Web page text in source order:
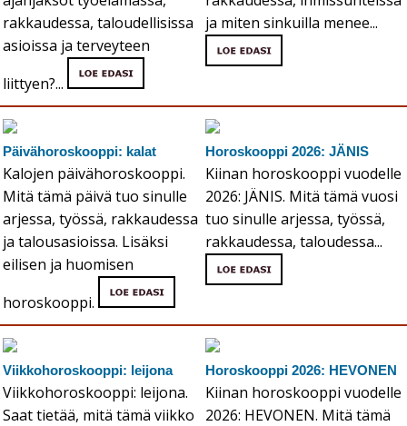
rakkaudessa, taloudellisissa
asioissa ja terveyteen
liittyen?...
ja miten sinkuilla menee...
Päivähoroskooppi: kalat
Kalojen päivähoroskooppi.
Mitä tämä päivä tuo sinulle
arjessa, työssä, rakkaudessa
ja talousasioissa. Lisäksi
eilisen ja huomisen
horoskooppi.
Horoskooppi 2026: JÄNIS
Kiinan horoskooppi vuodelle
2026: JÄNIS. Mitä tämä vuosi
tuo sinulle arjessa, työssä,
rakkaudessa, taloudessa...
Viikkohoroskooppi: leijona
Viikkohoroskooppi: leijona.
Saat tietää, mitä tämä viikko
Horoskooppi 2026: HEVONEN
Kiinan horoskooppi vuodelle
2026: HEVONEN. Mitä tämä